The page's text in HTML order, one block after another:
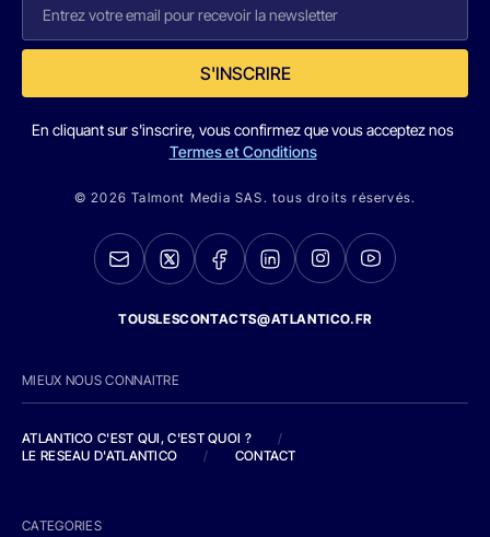
S'INSCRIRE
En cliquant sur s'inscrire, vous confirmez que vous acceptez nos
Termes et Conditions
© 2026 Talmont Media SAS. tous droits réservés.
TOUSLESCONTACTS@ATLANTICO.FR
MIEUX NOUS CONNAITRE
ATLANTICO C'EST QUI, C'EST QUOI ?
/
LE RESEAU D'ATLANTICO
/ CONTACT
CATEGORIES